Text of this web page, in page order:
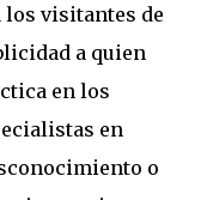
los visitantes de
a quien
en los
en
o